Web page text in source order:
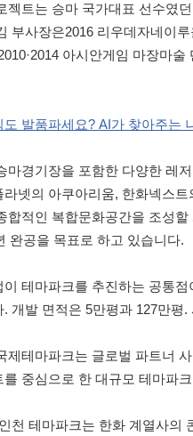
젝트는 승마 국가대표 선수였
부사장은2016 리우데자네이
아시안게임 마장마
발품파세요? AI가 찾아주는
마경기장을 포함한 다양한 레
라넷의 아쿠아리움, 한화넥스
합적인 복합문화공간을 조성
완공을 목표로 하고 있습니다.
이 테마파크를 추진하는 공통
. 개발 면적은 5만평과 127만평
제테마파크는 글로벌 파트너
를 중심으로 한 대규모 테마파
천 테마파크는 한화 계열사의